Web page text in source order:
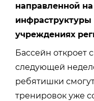
направленной
инфраструктуры
учреждениях
Бассейн откроет
следующей
ребятишки
тренировок уже